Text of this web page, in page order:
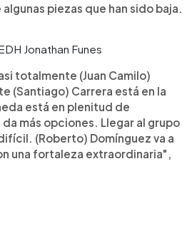
piezas que han sido baja.
Jonathan Funes
totalmente (Juan Camilo)
(Santiago) Carrera está en la
está en plenitud de
más opciones. Llegar al grupo
(Roberto) Domínguez va a
una fortaleza extraordinaria",